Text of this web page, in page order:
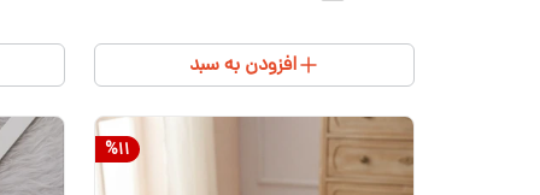
افزودن به سبد
%11